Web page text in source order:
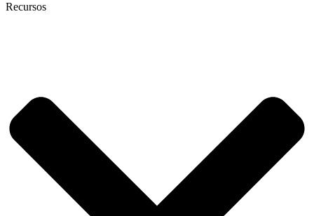
Recursos